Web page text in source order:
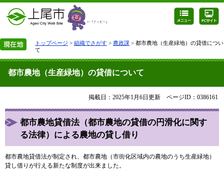
トップページ > 組織でさがす > 農政課 > 都市農地（生産緑地）の貸借につい
て
都市農地（生産緑地）の貸借について
掲載日：2025年1月6日更新 ページID：0386161
都市農地貸借法（都市農地の貸借の円滑化に関す
る法律）による農地の貸し借り
都市農地貸借法が制定され、都市農地（市街化区域内の農地のうち生産緑地）
貸し借りが行える新たな制度が出来ました。